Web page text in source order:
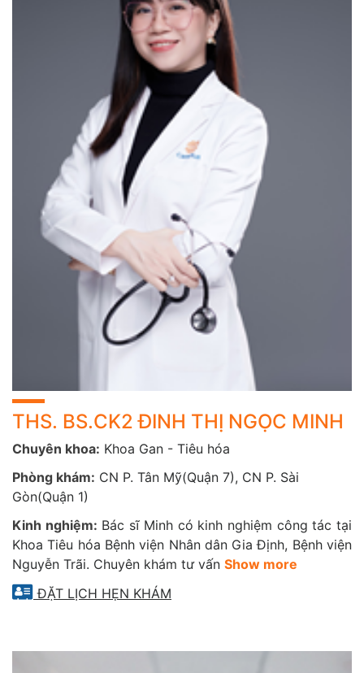
“Tiêu chuẩn vàng”trong chẩn đoán bệnh lý và tầm soát
ung thư đường tiêu hóa
Dịch vụ nội soi tiêu hóa tại Phòng khám Quốc tế CarePlus
được thực hiện với hệ thống trang thiết bị nội soi hiện đại
từ Nhật Bản giúp phát hiện sớm các bệnh lý tiêu hóa.
Khu vực soi nội bộ theo tiêu chuẩn khử khuẩn tuyệt đối,
cách biệt với các dụng cụ điều trị theo tiêu chuẩn nghiệm
ngặt nhất của Châu Âu.
Nội soi không đau và nội soi gây tê hệ tiêu hóa trên
Thực quản – Dạ dày – Tá tràng
Nội soi không đau Đại Trực tràng
Nội soi gây tê Trực tràng
Nội soi không đau toàn bộ hệ tiêu hóa trên và dưới
II/ DỊCH VỤ CHUYÊN KHOA GAN TIÊU HÓA
▪ Tầm soát Ung thư Gan | 12 hạng mục
▪ Tầm soát Ung thư Thực quản – Dạ dày – Tá tràng (Nội
soi không đau tiền mê) | 15 hạng mục
▪ Tầm soát Ung thư Đại trực tràng | 16 hạng mục
2. GÓI KHÁM BỆNH LÝ ĐƯỜNG TIÊU HOÁ
▪ Kiểm tra bệnh đường tiêu hoá| 12 hạng mục
▪ Theo dõi và tầm soát biến chứng viêm gan B | 6 hạng
mục
THS. BS.CK2 ĐINH THỊ NGỌC MINH
Chuyên khoa: Khoa Gan - Tiêu hóa
Phòng khám: CN P. Tân Mỹ(Quận 7), CN P. Sài
Gòn(Quận 1)
Kinh nghiệm: Bác sĩ Minh có kinh nghiệm công tác tại
Khoa Tiêu hóa Bệnh viện Nhân dân Gia Định, Bệnh viện
Nguyễn Trãi. Chuyên khám tư vấn Show more
ĐẶT LỊCH HẸN KHÁM